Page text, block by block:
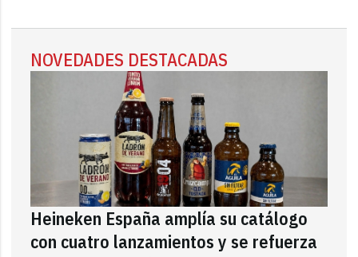
NOVEDADES DESTACADAS
Heineken España amplía su catálogo
con cuatro lanzamientos y se refuerza